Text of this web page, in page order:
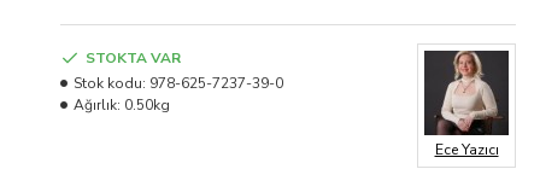
STOKTA VAR
Stok kodu: 978-625-7237-39-0
Ağırlık: 0.50kg
Ece Yazıcı